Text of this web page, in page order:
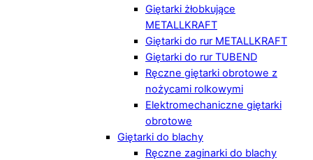
Giętarki żłobkujące
METALLKRAFT
Giętarki do rur METALLKRAFT
Giętarki do rur TUBEND
Ręczne giętarki obrotowe z
nożycami rolkowymi
Elektromechaniczne giętarki
obrotowe
Giętarki do blachy
Ręczne zaginarki do blachy